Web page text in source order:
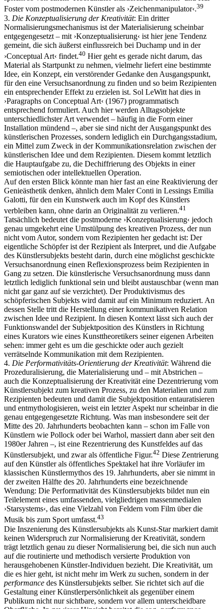
Foster vom postmodernen Künstler als ›Zeichenmanipulator‹.39
3. Die Konzeptualisierung der Kreativität: Ein dritter
Normalisierungsmechanismus ist der Materialisierung scheinbar
entgegengesetzt – mit ›Konzeptualisierung‹ ist hier jene Tendenz
gemeint, die sich äußerst einflussreich bei Duchamp und in der
›Conceptual Art‹ findet.40 Hier geht es gerade nicht darum, das
Material als Startpunkt zu nehmen, vielmehr liefert eine bestimmte
Idee, ein Konzept, ein verstörender Gedanke den Ausgangspunkt,
für den eine Versuchsanordnung zu finden und so beim Rezipienten
ein entsprechender Effekt zu erzielen ist. Sol LeWitt hat dies in
›Paragraphs on Conceptual Art‹ (1967) programmatisch
entsprechend formuliert. Auch hier werden Alltagsobjekte
unterschiedlichster Art verwendet – häufig in die Form einer
Installation mündend –, aber sie sind nicht der Ausgangspunkt des
künstlerischen Prozesses, sondern lediglich ein Durchgangsstadium,
ein Mittel zum Zweck in der Kommunikationsrelation zwischen der
künstlerischen Idee und dem Rezipienten. Diesem kommt letztlich
die Hauptaufgabe zu, die Dechiffrierung des Objekts in einer
semiotischen oder intellektuellen Operation.
Auf den ersten Blick könnte man hier fast an eine Reaktivierung der
Genieästhetik denken, ähnlich dem Maler Conti in Lessings Emilia
Galotti, für den ein Kunstwerk auch im Kopf des Künstlers
verbleiben kann, ohne darin an Originalität zu verlieren.41
Tatsächlich bedeutet die postmoderne ›Konzeptualisierung‹ jedoch
genau umgekehrt eine Umstülpung des kreativen Prozess, der nun
nicht vom Autor, sondern vom Rezipienten her gedacht ist: Der
eigentliche Schöpfer ist der Rezipient als Interpret, und die Aufgabe
des Künstlersubjekts besteht darin, durch eine möglichst geschickte
Versuchsanordnung einen Reflexionsprozess beim Rezipienten in
Gang zu setzen. Die künstlerische Versuchsanordnung muss dann
letztlich lediglich funktional sein und bleibt austauschbar (wenn man
nicht gar ganz auf sie verzichtet). Der Produktivismus des
schöpferischen Subjekts wird damit auf ein Minimum reduziert. An
dessen Stelle tritt die Herstellung einer kommunikativen Relation
zwischen Idee und Rezipient. In diesen Kontext lässt sich auch der
Funktionswandel der Subjektposition des Künstlers in Richtung
eines Kurators wie eines Kunsttheoretikers seiner eigenen Arbeiten
sehen: immer geht es um die geschickte oder auch gezielt
verrätselnde Kommunikation mit dem Rezipienten.
4. Die Performativitäts-Orientierung der Kreativität: Während die
Prozeduralisierung, die Materialisierung und – mit Abstrichen –
auch die Konzeptualisierung der Kreativität eine Dezentrierung vom
Künstlersubjekt zum kreativen Prozess, zu den Materialien und zum
Rezipienten bedeuten und damit die Subjektposition entauratisieren
und entmythologisieren, weist ein letzter Aspekt nur scheinbar in die
genau entgegengesetzte Richtung. Was man insbesondere seit der
Mitte des 20. Jahrhunderts beobachten kann – schon im Falle von
Künstlern wie Pollock oder bei Warhol, massiert dann aber seit den
1980er Jahren –, ist eine Rezentrierung des Kunstfeldes auf das
Künstlersubjekt, und zwar als öffentliche Figur.42 Diese Zentrierung
auf den Künstler als öffentliches Spektakel hat ihre Vorläufer im
klassischen Künstlermythos des 19. Jahrhunderts, aber sie nimmt in
der zweiten Hälfte des 20. Jahrhunderts eine bezeichnende
Wendung: Die Performativität des Künstlersubjekts bildet nun ein
Teilelement eines umfassenden, vielgliedrigen massenmedialen
›Starsystems‹, das eine Vielzahl von Feldern vom Film über die
Musik bis zum Sport umfasst.43
Die Inszenierung des Künstlersubjekts als Kunst-Star markiert damit
keinen Widerspruch zur Normalisierung der Kreativität, sondern
trägt letztlich genau zu dieser Normalisierung bei, die sich nun auch
auf die routinierte und methodisch versierte Produktion von
herausgehobenen Künstler-Individuen bezieht. Die Kreativität, um
die es hier geht, ist nicht mehr im Werk zu suchen, sondern in der
performance des Künstlersubjekts selber. Sie richtet sich auf die
Gestaltung einer Künstlerpersönlichkeit als gegenüber einem
Publikum nicht nur sichtbare, sondern vor allem unterscheidbare